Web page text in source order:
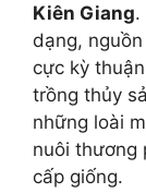
Kiên Giang.
dạng,
cực kỳ
trồng thủy
những loài
nuôi thương
cấp giống.